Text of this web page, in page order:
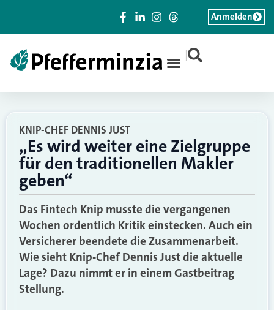
|
Anmelden
KNIP-CHEF DENNIS JUST
„Es wird weiter eine Zielgruppe
für den traditionellen Makler
geben“
Das Fintech Knip musste die vergangenen
Wochen ordentlich Kritik einstecken. Auch ein
Versicherer beendete die Zusammenarbeit.
Wie sieht Knip-Chef Dennis Just die aktuelle
Lage? Dazu nimmt er in einem Gastbeitrag
Stellung.